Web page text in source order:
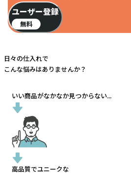
ユーザー登録
無料
日々の仕入れで
こんな悩みはありませんか？
いい商品がなかなか見つからない...
高品質でユニークな